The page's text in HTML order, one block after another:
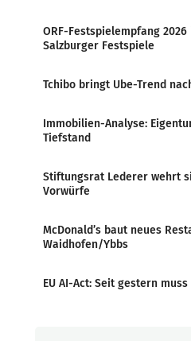
ORF-Festspielempfang
Salzburger Festspiele
Tchibo bringt Ube-Trend
Immobilien-Analyse:
Tiefstand
Stiftungsrat Lederer wehrt
Vorwürfe
McDonald’s baut neues
Waidhofen/Ybbs
EU AI-Act: Seit gestern